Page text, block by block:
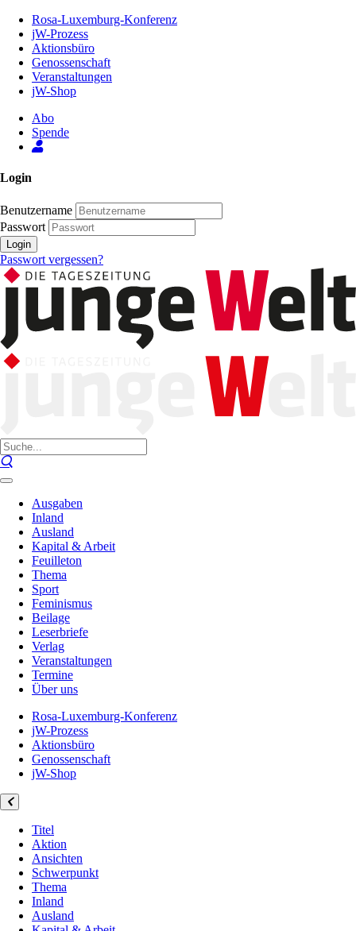
Inhalt
Seite
Rosa-Luxemburg-Konferenz
jW-Prozess
Aktionsbüro
Genossenschaft
Veranstaltungen
jW-Shop
Abo
Spende
Login
Benutzername
Passwort
Login
Passwort vergessen?
Ausgaben
Inland
Ausland
Kapital & Arbeit
Feuilleton
Thema
Sport
Feminismus
Beilage
Leserbriefe
Verlag
Veranstaltungen
Termine
Über uns
Rosa-Luxemburg-Konferenz
jW-Prozess
Aktionsbüro
Genossenschaft
jW-Shop
Titel
Aktion
Ansichten
Schwerpunkt
Thema
Inland
Ausland